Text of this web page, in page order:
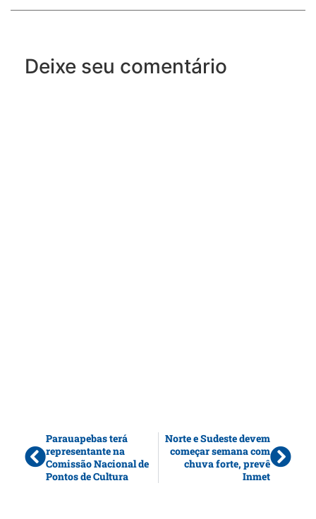
Deixe seu comentário
Parauapebas terá
representante na
Comissão Nacional de
Pontos de Cultura
Norte e Sudeste devem
começar semana com
chuva forte, prevê
Inmet